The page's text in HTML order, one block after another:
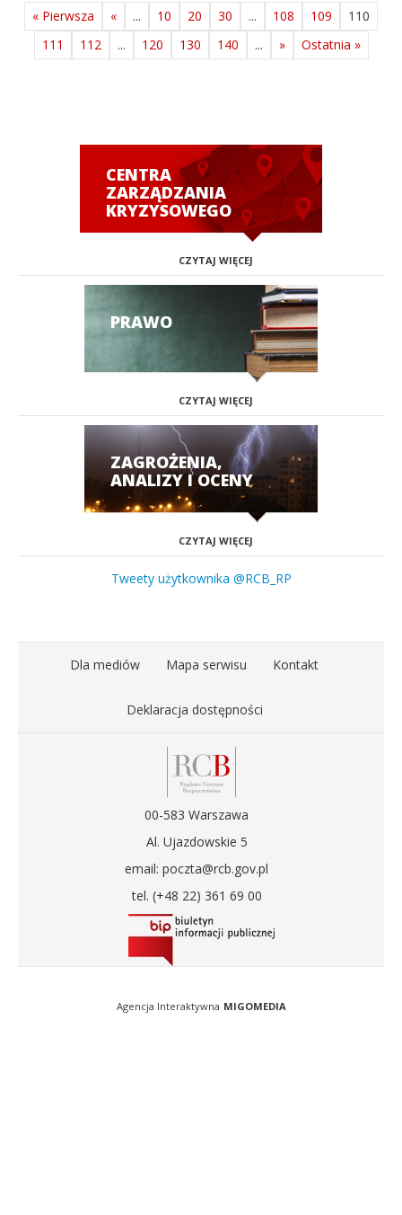
« Pierwsza « ... 10 20 30 ... 108 109
110
111
112 ... 120 130 140 ... » Ostatnia »
CENTRA
ZARZĄDZANIA
KRYZYSOWEGO
CZYTAJ WIĘCEJ
PRAWO
CZYTAJ WIĘCEJ
ZAGROŻENIA,
ANALIZY I OCENY
CZYTAJ WIĘCEJ
Tweety użytkownika @RCB_RP
Dla mediów Mapa serwisu Kontakt
Deklaracja dostępności
00-583 Warszawa
Al. Ujazdowskie 5
email: poczta@rcb.gov.pl
tel. (+48 22) 361 69 00
Agencja Interaktywna MIGOMEDIA